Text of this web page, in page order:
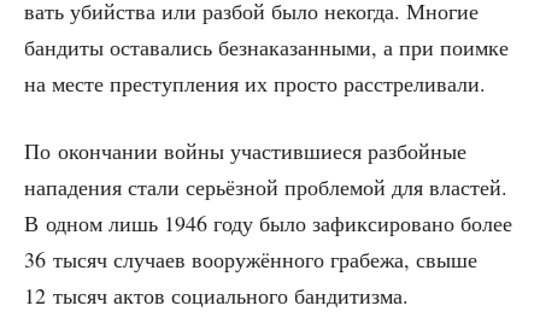
вать убий­ства или раз­бой было неко­гда. Мно­гие
бан­ди­ты оста­ва­лись без­на­ка­зан­ны­ми, а при поим­ке
на месте пре­ступ­ле­ния их про­сто расстреливали.
По окон­ча­нии вой­ны уча­стив­ши­е­ся раз­бой­ные
напа­де­ния ста­ли серьёз­ной про­бле­мой для вла­стей.
В одном лишь 1946 году было зафик­си­ро­ва­но более
36 тысяч слу­ча­ев воору­жён­но­го гра­бе­жа, свы­ше
12 тысяч актов соци­аль­но­го бандитизма.